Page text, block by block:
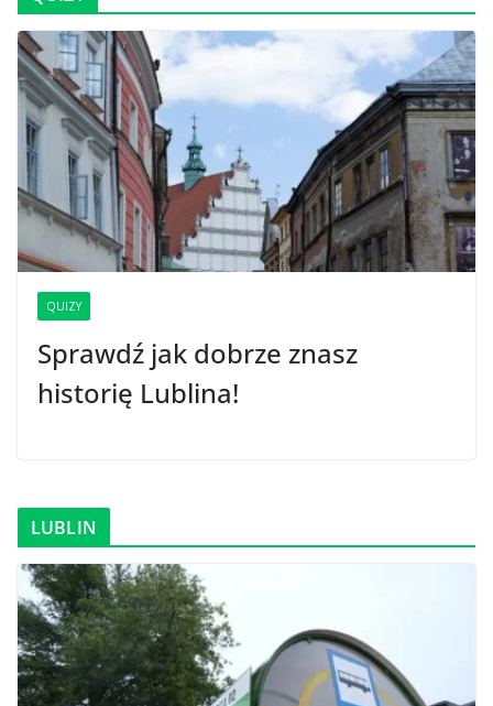
QUIZY
Sprawdź jak dobrze znasz
historię Lublina!
LUBLIN